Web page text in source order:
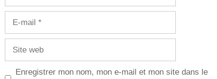
Enregistrer mon nom, mon e-mail et mon site dans le